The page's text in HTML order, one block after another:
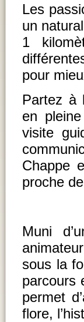
Les
un
1
pour
Partez à
en
visite
Chappe
proche
Muni
sous la
parcours
permet
flore,